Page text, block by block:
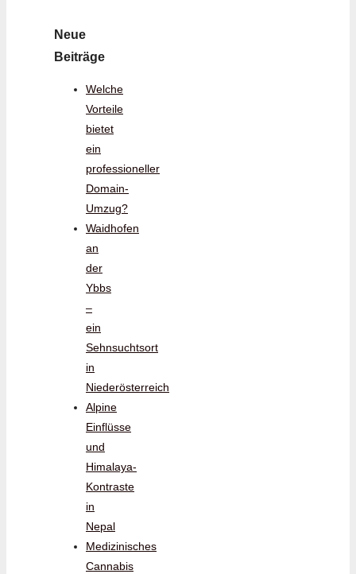
Neue
Beiträge
Welche
Vorteile
bietet
ein
professioneller
Domain-
Umzug?
Waidhofen
an
der
Ybbs
–
ein
Sehnsuchtsort
in
Niederösterreich
Alpine
Einflüsse
und
Himalaya-
Kontraste
in
Nepal
Medizinisches
Cannabis